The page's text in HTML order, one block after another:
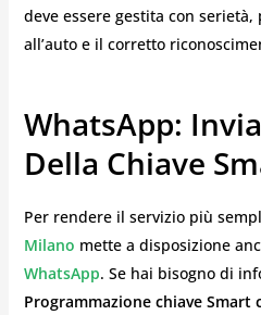
deve essere gestita con serietà,
all’auto e il corretto
WhatsApp:
Della Chiave
Per rendere il servizio più
Milano mette a disposizione
WhatsApp. Se hai bisogno di
Programmazione chiave